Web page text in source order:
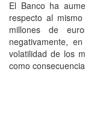
El Banco ha
respecto al
millones de
negativamente,
volatilidad de los
como